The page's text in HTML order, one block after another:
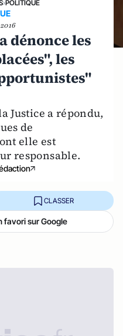
›POLITIQUE
dénonce les
les
Justice a répondu,
de
elle est
responsable.
CLASSER
favori sur Google